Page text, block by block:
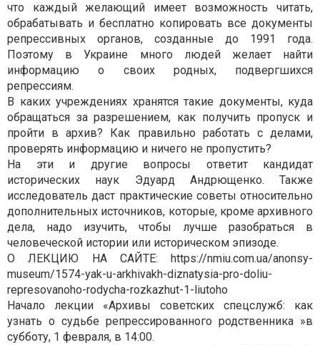
что каждый желающий имеет возможность читать,
обрабатывать и бесплатно копировать все документы
репрессивных органов, созданные до 1991 года.
Поэтому в Украине много людей желает найти
информацию о своих родных, подвергшихся
репрессиям.
В каких учреждениях хранятся такие документы, куда
обращаться за разрешением, как получить пропуск и
пройти в архив? Как правильно работать с делами,
проверять информацию и ничего не пропустить?
На эти и другие вопросы ответит кандидат
исторических наук Эдуард Андрющенко. Также
исследователь даст практические советы относительно
дополнительных источников, которые, кроме архивного
дела, надо изучить, чтобы лучше разобраться в
человеческой истории или историческом эпизоде.
О ЛЕКЦИЮ НА САЙТЕ: https://nmiu.com.ua/anonsy-
museum/1574-yak-u-arkhivakh-diznatysia-pro-doliu-
represovanoho-rodycha-rozkazhut-1-liutoho
Начало лекции «Архивы советских спецслужб: как
узнать о судьбе репрессированного родственника »в
субботу, 1 февраля, в 14:00.